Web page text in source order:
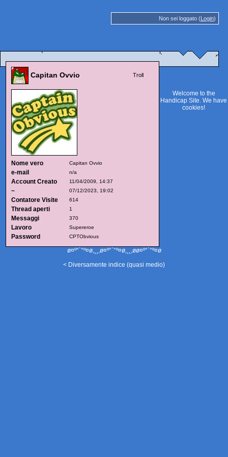
Non sei loggato (Login)
Capitan Ovvio Troll
Nome vero Capitan Ovvio
e-mail n/a
Account Creato 11/04/2009, 14:37
~ 07/12/2023, 19:02
Contatore Visite 614
Thread aperti 1
Messaggi 370
Lavoro Supereroe
Password CPTObvious
Welcome to the
Handicap Site. We have
cookies!
ø¤º°`°º¤ø,¸¸,ø¤º°`°º¤ø,¸¸,øø¤º°`°º¤ø
< Diversamente indice (quasi medio)